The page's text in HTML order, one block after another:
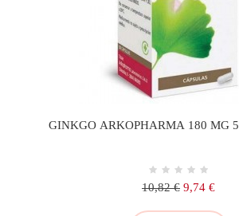
GINKGO ARKOPHARMA 180 MG
Precio
10,82 € Precio
9,74 €